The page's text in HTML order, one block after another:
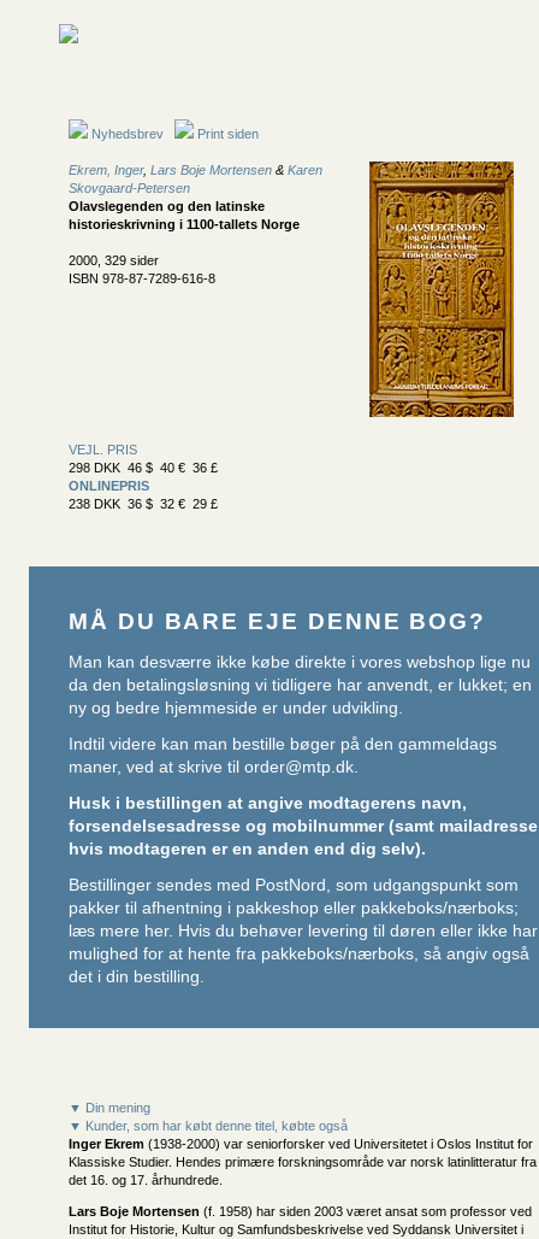
Nyhedsbrev Print siden
Ekrem, Inger, Lars Boje Mortensen & Karen
Skovgaard-Petersen
Olavslegenden og den latinske
historieskrivning i 1100-tallets Norge
2000, 329 sider
ISBN 978-87-7289-616-8
VEJL. PRIS
298 DKK 46 $ 40 € 36 £
ONLINEPRIS
238 DKK 36 $ 32 € 29 £
MÅ DU BARE EJE DENNE BOG?
Man kan desværre ikke købe direkte i vores webshop lige nu
da den betalingsløsning vi tidligere har anvendt, er lukket; en
ny og bedre hjemmeside er under udvikling.
Indtil videre kan man bestille bøger på den gammeldags
maner, ved at skrive til order@mtp.dk.
Husk i bestillingen at angive modtagerens navn,
forsendelsesadresse og mobilnummer (samt mailadresse
hvis modtageren er en anden end dig selv).
Bestillinger sendes med PostNord, som udgangspunkt som
pakker til afhentning i pakkeshop eller pakkeboks/nærboks;
læs mere her. Hvis du behøver levering til døren eller ikke har
mulighed for at hente fra pakkeboks/nærboks, så angiv også
det i din bestilling.
▼ Din mening
▼ Kunder, som har købt denne titel, købte også
Inger Ekrem (1938-2000) var seniorforsker ved Universitetet i Oslos Institut for
Klassiske Studier. Hendes primære forskningsområde var norsk latinlitteratur fra
det 16. og 17. århundrede.
Lars Boje Mortensen (f. 1958) har siden 2003 været ansat som professor ved
Institut for Historie, Kultur og Samfundsbeskrivelse ved Syddansk Universitet i